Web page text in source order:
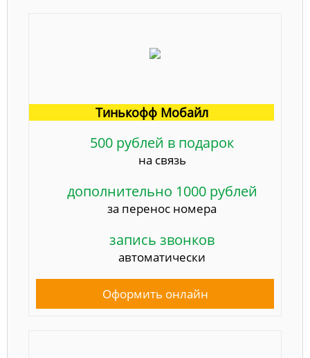
Тинькофф Мобайл
500 рублей в подарок
на связь
дополнительно 1000 рублей
за перенос номера
запись звонков
автоматически
Оформить онлайн